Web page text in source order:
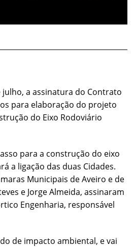
julho, a assinatura do Contrato
para elaboração do projeto
do Eixo Rodoviário
para a construção do eixo
a ligação das duas Cidades.
Municipais de Aveiro e de
e Jorge Almeida, assinaram
Engenharia, responsável
de impacto ambiental, e vai